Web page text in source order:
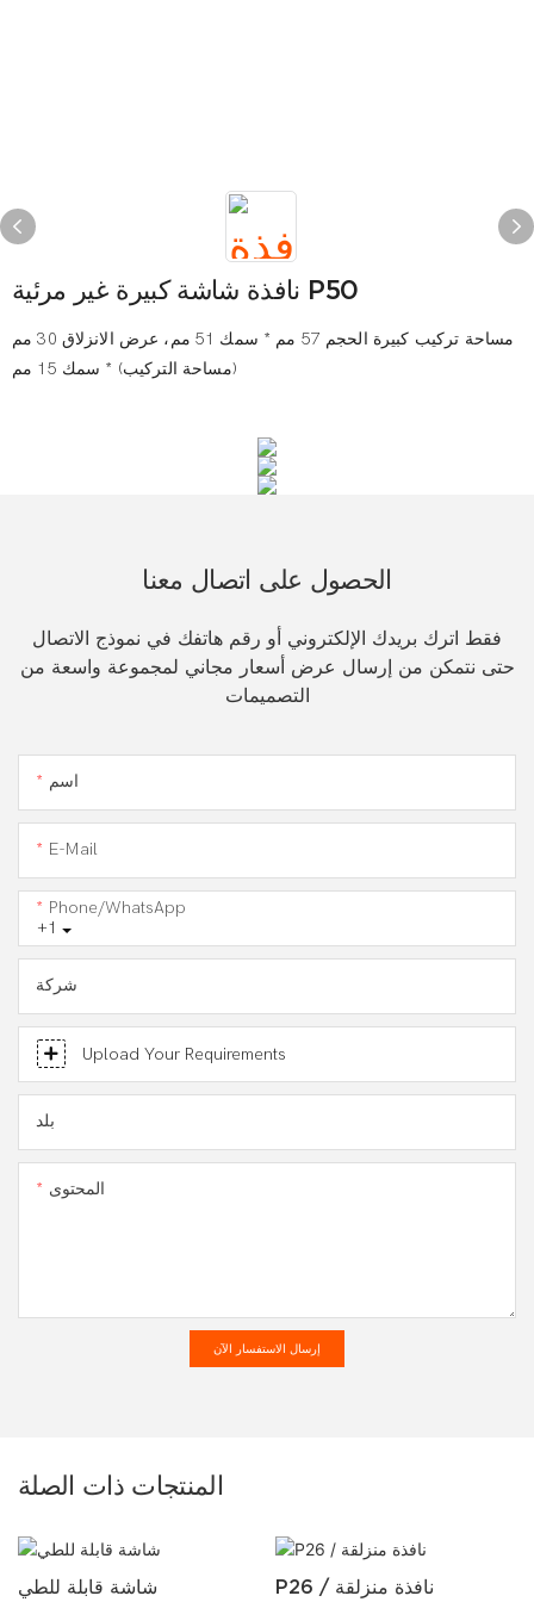
نافذة شاشة كبيرة غير مرئية P50
مساحة تركيب كبيرة الحجم 57 مم * سمك 51 مم، عرض الانزلاق 30 مم
(مساحة التركيب) * سمك 15 مم
الحصول على اتصال معنا
فقط اترك بريدك الإلكتروني أو رقم هاتفك في نموذج الاتصال
حتى نتمكن من إرسال عرض أسعار مجاني لمجموعة واسعة من
التصميمات
اسم
E-Mail
+1
Phone/WhatsApp
شركة
Upload Your Requirements
بلد
المحتوى
إرسال الاستفسار الآن
المنتجات ذات الصلة
شاشة قابلة للطي P26 / نافذة منزلقة